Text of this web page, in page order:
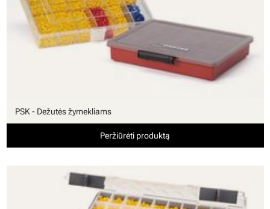
PSK - Dežutės žymekliams
Peržiūrėti produktą